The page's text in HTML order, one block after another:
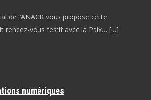
de l’ANACR vous propose cette
rendez-vous festif avec la Paix… […]
numériques